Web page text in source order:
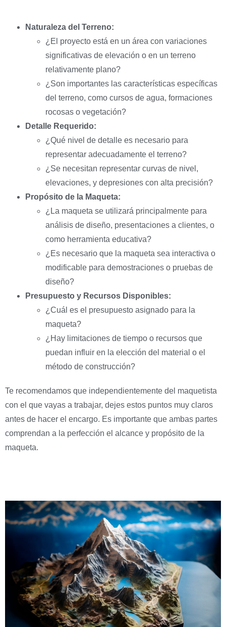
Naturaleza del Terreno:
¿El proyecto está en un área con variaciones
significativas de elevación o en un terreno
relativamente plano?
¿Son importantes las características específicas
del terreno, como cursos de agua, formaciones
rocosas o vegetación?
Detalle Requerido:
¿Qué nivel de detalle es necesario para
representar adecuadamente el terreno?
¿Se necesitan representar curvas de nivel,
elevaciones, y depresiones con alta precisión?
Propósito de la Maqueta:
¿La maqueta se utilizará principalmente para
análisis de diseño, presentaciones a clientes, o
como herramienta educativa?
¿Es necesario que la maqueta sea interactiva o
modificable para demostraciones o pruebas de
diseño?
Presupuesto y Recursos Disponibles:
¿Cuál es el presupuesto asignado para la
maqueta?
¿Hay limitaciones de tiempo o recursos que
puedan influir en la elección del material o el
método de construcción?
Te recomendamos que independientemente del maquetista
con el que vayas a trabajar, dejes estos puntos muy claros
antes de hacer el encargo. Es importante que ambas partes
comprendan a la perfección el alcance y propósito de la
maqueta.